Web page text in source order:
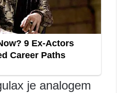
je analogem